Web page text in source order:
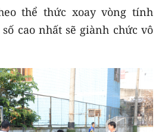
thể thức xoay vòng tính
cao nhất sẽ giành chức vô